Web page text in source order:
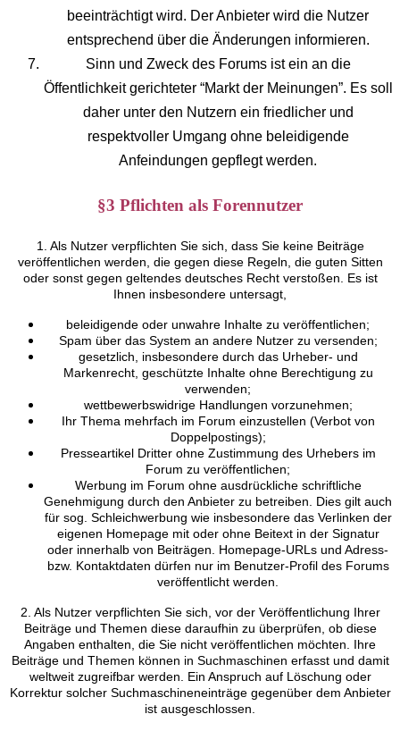
beeinträchtigt wird. Der Anbieter wird die Nutzer
entsprechend über die Änderungen informieren.
Sinn und Zweck des Forums ist ein an die
Öffentlichkeit gerichteter “Markt der Meinungen”. Es soll
daher unter den Nutzern ein friedlicher und
respektvoller Umgang ohne beleidigende
Anfeindungen gepflegt werden.
§3 Pflichten als Forennutzer
1. Als Nutzer verpflichten Sie sich, dass Sie keine Beiträge
veröffentlichen werden, die gegen diese Regeln, die guten Sitten
oder sonst gegen geltendes deutsches Recht verstoßen. Es ist
Ihnen insbesondere untersagt,
beleidigende oder unwahre Inhalte zu veröffentlichen;
Spam über das System an andere Nutzer zu versenden;
gesetzlich, insbesondere durch das Urheber- und
Markenrecht, geschützte Inhalte ohne Berechtigung zu
verwenden;
wettbewerbswidrige Handlungen vorzunehmen;
Ihr Thema mehrfach im Forum einzustellen (Verbot von
Doppelpostings);
Presseartikel Dritter ohne Zustimmung des Urhebers im
Forum zu veröffentlichen;
Werbung im Forum ohne ausdrückliche schriftliche
Genehmigung durch den Anbieter zu betreiben. Dies gilt auch
für sog. Schleichwerbung wie insbesondere das Verlinken der
eigenen Homepage mit oder ohne Beitext in der Signatur
oder innerhalb von Beiträgen. Homepage-URLs und Adress-
bzw. Kontaktdaten dürfen nur im Benutzer-Profil des Forums
veröffentlicht werden.
2. Als Nutzer verpflichten Sie sich, vor der Veröffentlichung Ihrer
Beiträge und Themen diese daraufhin zu überprüfen, ob diese
Angaben enthalten, die Sie nicht veröffentlichen möchten. Ihre
Beiträge und Themen können in Suchmaschinen erfasst und damit
weltweit zugreifbar werden. Ein Anspruch auf Löschung oder
Korrektur solcher Suchmaschineneinträge gegenüber dem Anbieter
ist ausgeschlossen.